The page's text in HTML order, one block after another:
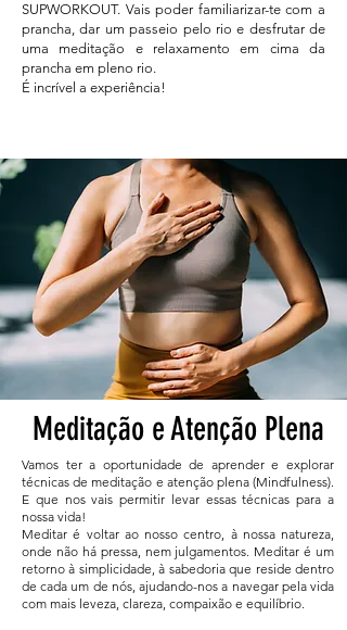
SUPWORKOUT. Vais poder familiarizar-te com a
prancha, dar um passeio pelo rio e desfrutar de
uma meditação e relaxamento em cima da
prancha em pleno rio.
É incrível a experiência!
Meditação e Atenção Plena
Vamos ter a oportunidade de aprender e explorar
técnicas de meditação e atenção plena (Mindfulness).
E que nos vais permitir levar essas técnicas para a
nossa vida!
Meditar é voltar ao nosso centro, à nossa natureza,
onde não há pressa, nem julgamentos. Meditar é um
retorno à simplicidade, à sabedoria que reside dentro
de cada um de nós, ajudando-nos a navegar pela vida
com mais leveza, clareza, compaixão e equilíbrio.